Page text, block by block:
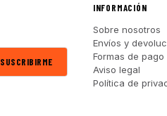
SUSCRIBIRME
INFORMACIÓN
Sobre nosotros
Envíos y
Formas de pago
Aviso legal
Política de